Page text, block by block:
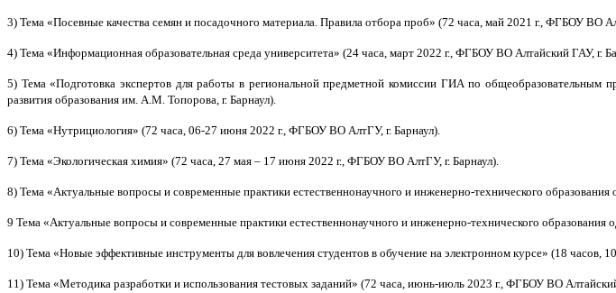
3) Тема «Посевные качества семян и посадочного материала. Правила отбора проб» (72 часа, май 2021 г., ФГБОУ ВО
4) Тема «Информационная образовательная среда университета» (24 часа, март 2022 г., ФГБОУ ВО Алтайский ГАУ, г.
5) Тема «Подготовка экспертов для работы в региональной предметной комиссии ГИА по
развития образования им. А.М. Топорова, г. Барнаул).
6) Тема «Нутрициология» (72 часа, 06-27 июня 2022 г., ФГБОУ ВО АлтГУ, г. Барнаул).
7) Тема «Экологическая химия» (72 часа, 27 мая – 17 июня 2022 г., ФГБОУ ВО АлтГУ, г. Барнаул).
8) Тема «Актуальные вопросы и современные практики естественнонаучного и инженерно-технического
9 Тема «Актуальные вопросы и современные практики естественнонаучного и инженерно-технического
10) Тема «Новые эффективные инструменты для вовлечения студентов в обучение на электронном курсе» (18
11) Тема «Методика разработки и использования тестовых заданий» (72 часа, июнь-июль 2023 г., ФГБОУ ВО Алтайский